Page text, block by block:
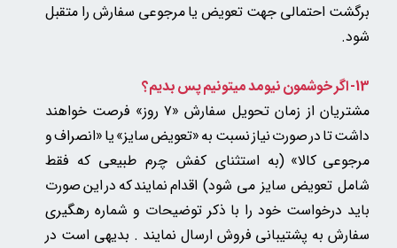
برگشت احتمالی جهت تعویض یا مرجوعی سفارش را متقبل
شود.
13- اگر خوشمون نیومد میتونیم پس بدیم؟
مشتریان از زمان تحویل سفارش «۷ روز» فرصت خواهند
داشت تا در صورت نیاز نسبت به «تعویض سایز» یا «انصراف و
مرجوعی کالا» (به استثنای کفش چرم طبیعی که فقط
شامل تعویض سایز می شود) اقدام نمایند که در این صورت
باید درخواست خود را با ذکر توضیحات و شماره رهگیری
سفارش به پشتیبانی فروش ارسال نمایند . بدیهی است در